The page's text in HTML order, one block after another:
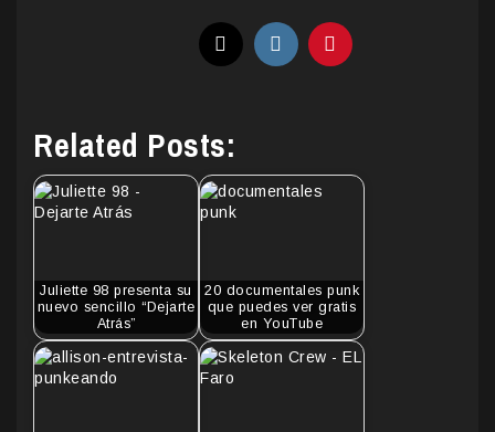
Related Posts:
Juliette 98 presenta su
nuevo sencillo “Dejarte
Atrás”
20 documentales punk
que puedes ver gratis
en YouTube